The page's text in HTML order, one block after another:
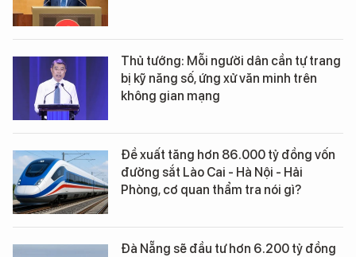
Thủ tướng: Mỗi người dân cần tự trang
bị kỹ năng số, ứng xử văn minh trên
không gian mạng
Đề xuất tăng hơn 86.000 tỷ đồng vốn
đường sắt Lào Cai - Hà Nội - Hải
Phòng, cơ quan thẩm tra nói gì?
Đà Nẵng sẽ đầu tư hơn 6.200 tỷ đồng